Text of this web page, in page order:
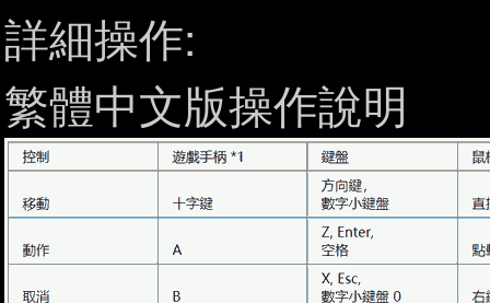
詳細操作:
繁體中文版操作說明